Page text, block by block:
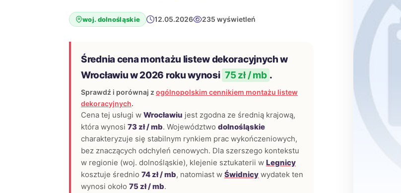
woj. dolnośląskie 12.05.2026 235 wyświetleń
Średnia cena montażu listew dekoracyjnych w
Wrocławiu w 2026 roku wynosi 75 zł / mb .
Sprawdź i porównaj z ogólnopolskim cennikiem montażu listew
dekoracyjnych.
Cena tej usługi w Wrocławiu jest zgodna ze średnią krajową,
która wynosi 73 zł / mb. Województwo dolnośląskie
charakteryzuje się stabilnym rynkiem prac wykończeniowych,
bez znaczących odchyleń cenowych. Dla szerszego kontekstu
w regionie (woj. dolnośląskie), klejenie sztukaterii w Legnicy
kosztuje średnio 74 zł / mb, natomiast w Świdnicy wydatek ten
wynosi około 75 zł / mb.